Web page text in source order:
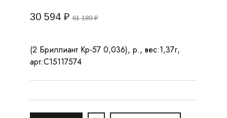
30 594 ₽ 61 189 ₽
(2 Бриллиант Кр-57 0,036), р., вес:1,37г,
арт:С15117574